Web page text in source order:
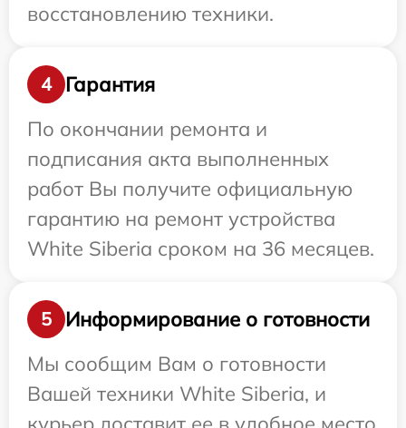
восстановлению техники.
4
Гарантия
По окончании ремонта и
подписания акта выполненных
работ Вы получите официальную
гарантию на ремонт устройства
White Siberia сроком на 36 месяцев.
5
Информирование о готовности
Мы сообщим Вам о готовности
Вашей техники White Siberia, и